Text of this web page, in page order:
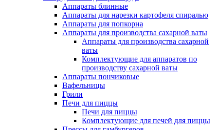
Аппараты блинные
Аппараты для нарезки картофеля спиралью
Аппараты для попкорна
Аппараты для производства сахарной ваты
Аппараты для производства сахарной
ваты
Комплектующие для аппаратов по
производству сахарной ваты
Аппараты пончиковые
Вафельницы
Грили
Печи для пиццы
Печи для пиццы
Комплектующие для печей для пиццы